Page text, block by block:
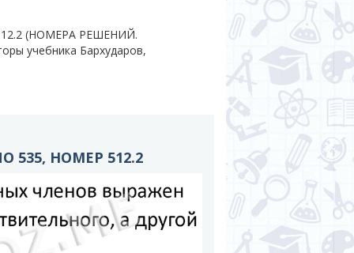
(НОМЕРА РЕШЕНИЙ.
учебника Бархударов,
НОМЕР 512.2